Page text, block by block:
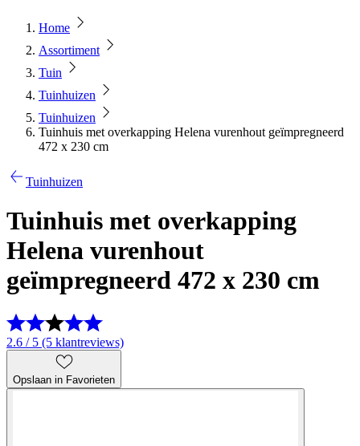
Home
Assortiment
Tuin
Tuinhuizen
Tuinhuizen
Tuinhuis met overkapping Helena vurenhout geïmpregneerd
472 x 230 cm
Tuinhuizen
Tuinhuis met overkapping
Helena vurenhout
geïmpregneerd 472 x 230 cm
2.6 / 5 (5 klantreviews)
Opslaan in Favorieten